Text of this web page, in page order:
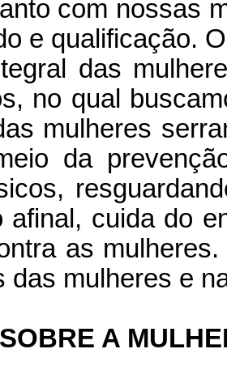
com nossas
e qualificação.
das
no qual
mulheres
da
afinal, cuida do
as
das mulheres e
A M